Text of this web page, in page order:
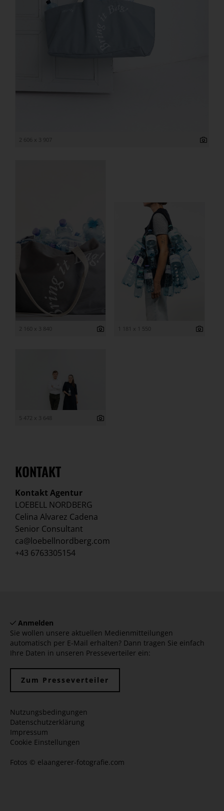
2 606 x 3 907
2 160 x 3 840 1 181 x 1 550
5 472 x 3 648
KONTAKT
Kontakt Agentur
LOEBELL NORDBERG
Celina Alvarez Cadena
Senior Consultant
ca@loebellnordberg.com
+43 6763305154
Anmelden
Sie wollen unsere aktuellen Medienmitteilungen
automatisch per E-Mail erhalten? Dann tragen Sie einfach
Ihre Daten in unseren Presseverteiler ein:
Zum Presseverteiler
Nutzungsbedingungen
Datenschutzerklärung
Impressum
Cookie Einstellungen
Fotos © elaangerer-fotografie.com